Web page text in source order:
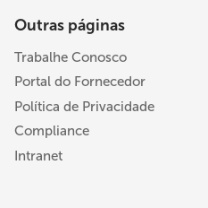
Outras páginas
Trabalhe Conosco
Portal do Fornecedor
Política de Privacidade
Compliance
Intranet